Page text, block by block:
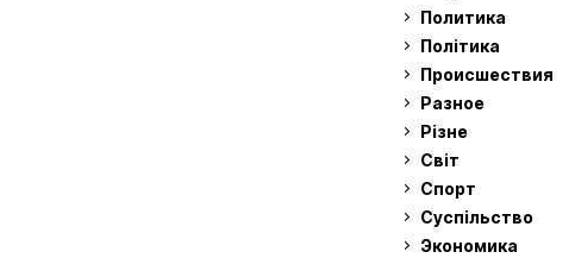
Политика
Політика
Происшествия
Разное
Різне
Світ
Спорт
Суспільство
Экономика